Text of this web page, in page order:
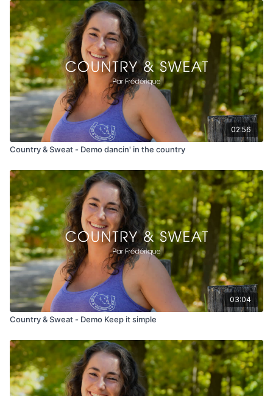
02:56
Country & Sweat - Demo dancin' in the country
03:04
Country & Sweat - Demo Keep it simple